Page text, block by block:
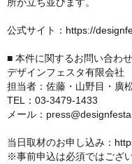
公式サイト： https://
■ 本件に関するお問い合わせ
デザインフェスタ有限会社
担当者：佐藤・山野目・廣
TEL：03-3479-1433
メール：
当日取材のお申し込み：
※事前申込は必須ではござ